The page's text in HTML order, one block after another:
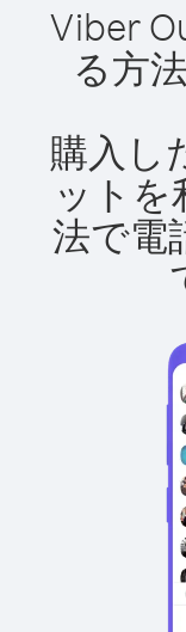
Viber
る方
購入し
ットを
法で電